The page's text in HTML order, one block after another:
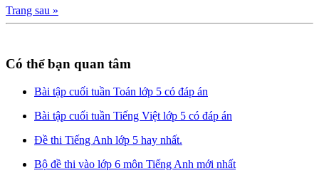
Trang sau »
Có thể bạn quan tâm
Bài tập cuối tuần Toán lớp 5 có đáp án
Bài tập cuối tuần Tiếng Việt lớp 5 có đáp án
Đề thi Tiếng Anh lớp 5 hay nhất.
Bộ đề thi vào lớp 6 môn Tiếng Anh mới nhất